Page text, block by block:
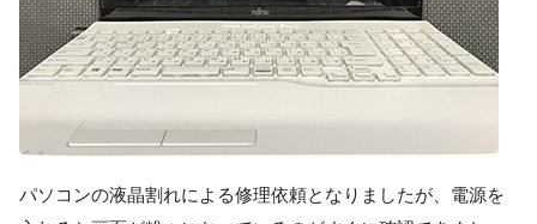
パソコンの液晶割れによる修理依頼となりましたが、電源を